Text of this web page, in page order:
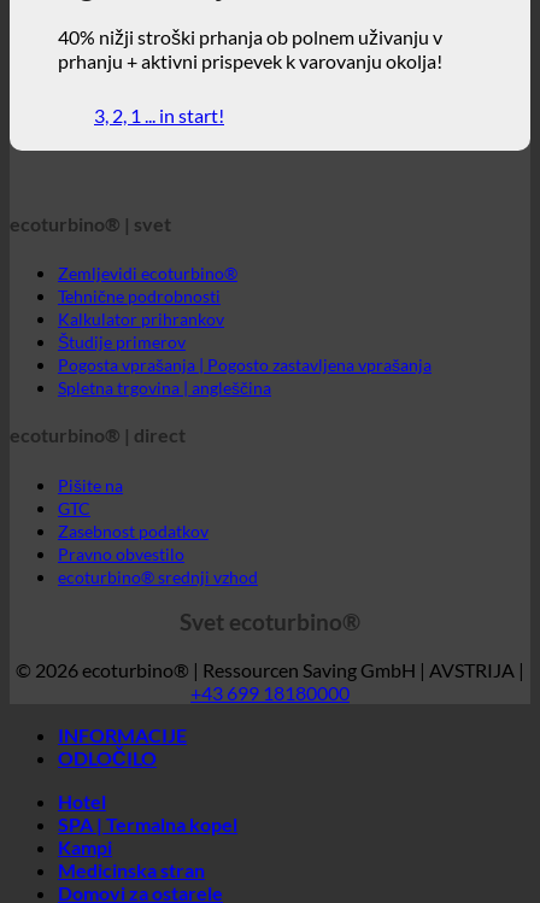
ecoturbino® | svet
Zemljevidi ecoturbino®
Tehnične podrobnosti
Kalkulator prihrankov
Spletna trgovina | angleščina
ecoturbino® | direct
Pišite na
GTC
Zasebnost podatkov
Pravno obvestilo
© 2026 ecoturbino® | Ressourcen Saving GmbH | AVSTRIJA |
+43 699 18180000
INFORMACIJE
ODLOČILO
Kampi
Medicinska stran
Domovi za ostarele
Športni center
Industrija
Društva
Študentski domovi
DRŽAVA
Avstrija
Hrvaška